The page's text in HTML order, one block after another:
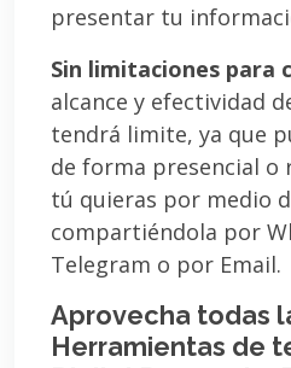
presentar tu
Sin limitaciones para
alcance y efectividad
tendrá limite, ya que
de forma presencial o
tú quieras por medio
compartiéndola por
Telegram o por Email.
Aprovecha todas
Herramientas de